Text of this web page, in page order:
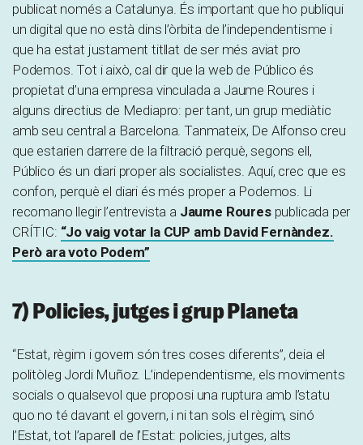
publicat només a Catalunya. És important que ho publiqui
un digital que no està dins l’òrbita de l’independentisme i
que ha estat justament titllat de ser més aviat pro
Podemos. Tot i això, cal dir que la web de Público és
propietat d’una empresa vinculada a Jaume Roures i
alguns directius de Mediapro: per tant, un grup mediàtic
amb seu central a Barcelona. Tanmateix, De Alfonso creu
que estarien darrere de la filtració perquè, segons ell,
Público és un diari proper als socialistes. Aquí, crec que es
confon, perquè el diari és més proper a Podemos. Li
recomano llegir l’entrevista a Jaume Rourespublicada per
CRÍTIC: “Jo vaig votar la CUP amb David Fernàndez.
Però ara voto Podem”
7) Policies, jutges i grup Planeta
“Estat, règim i govern són tres coses diferents”, deia el
politòleg Jordi Muñoz. L’independentisme, els moviments
socials o qualsevol que proposi una ruptura amb l’statu
quo no té davant el govern, i ni tan sols el règim, sinó
l’Estat, tot l’aparell de l’Estat: policies, jutges, alts